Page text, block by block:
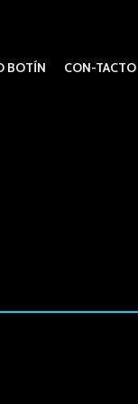
BOTÍN CON-TACTO